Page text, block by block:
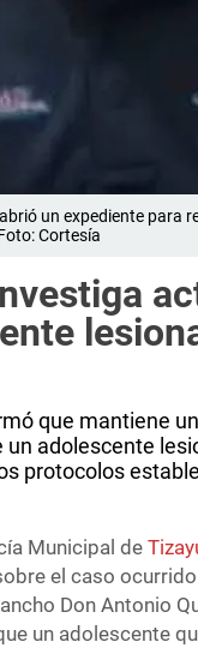
un expediente para
Cortesía
que mantiene
adolescente
protocolos
Municipal de
el caso
Don Antonio
un adolescente